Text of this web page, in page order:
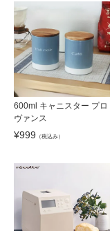
600ml キャニスター プロ
ヴァンス
¥999 （税込み）